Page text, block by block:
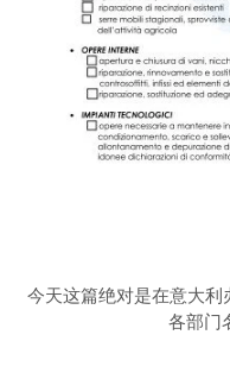
今天这篇绝对是在意大利
各部门